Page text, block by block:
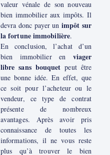
valeur vénale de son nouveau
bien immobilier aux impôts. Il
devra donc payer un impôt sur
la fortune immobilière.
En conclusion, l’achat d’un
bien immobilier en viager
libre sans bouquet peut être
une bonne idée. En effet, que
ce soit pour l’acheteur ou le
vendeur, ce type de contrat
présente de nombreux
avantages. Après avoir pris
connaissance de toutes les
informations, il ne vous reste
plus qu’à trouver le bien